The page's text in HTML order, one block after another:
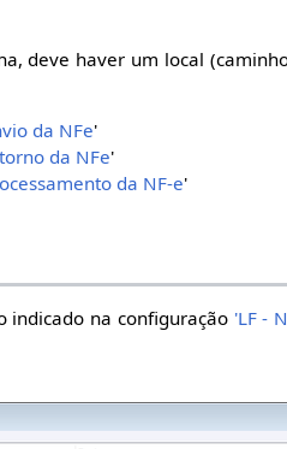
deve haver um local
da NFe'
da NFe'
da NF-e'
indicado na configuração 'LF -